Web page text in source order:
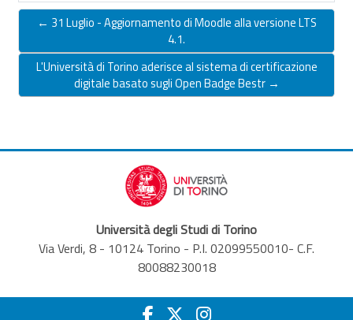
← 31 Luglio - Aggiornamento di Moodle alla versione LTS
4.1.
L'Università di Torino aderisce al sistema di certificazione
digitale basato sugli Open Badge Bestr →
Università degli Studi di Torino
Via Verdi, 8 - 10124 Torino - P.I. 02099550010- C.F.
80088230018